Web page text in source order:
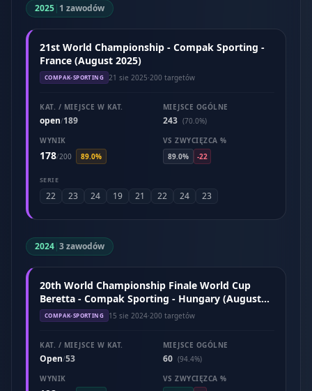
2025| 1 zawodów
21st World Championship - Compak Sporting -
France (August 2025)
COMPAK-SPORTING 21 sie 2025·200 targetów
KAT. / MIEJSCE W KAT.
open/189
MIEJSCE OGÓLNE
243 (70.0%)
WYNIK
178/200 89.0%
VS ZWYCIĘZCA %
89.0%
-22
SERIE
22 23 24 19 21 22 24 23
2024|3 zawodów
20th World Championship Finale World Cup
Beretta - Compak Sporting - Hungary (August
2024)
COMPAK-SPORTING 15 sie 2024·200 targetów
KAT. / MIEJSCE W KAT.
Open/53
MIEJSCE OGÓLNE
60 (94.4%)
WYNIK
VS ZWYCIĘZCA %